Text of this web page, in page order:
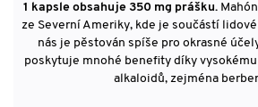
1 kapsle obsahuje 350 mg prášku.
ze Severní Ameriky, kde je součástí
nás je pěstován spíše pro okrasné
poskytuje mnohé benefity díky
alkaloidů, zejména